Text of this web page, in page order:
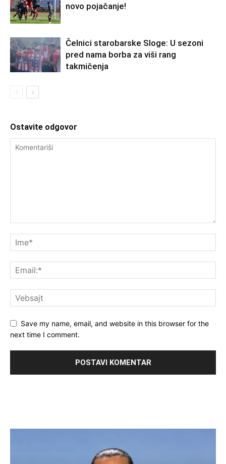
novo pojačanje!
Čelnici starobarske Sloge: U sezoni
pred nama borba za viši rang
takmičenja
Ostavite odgovor
Save my name, email, and website in this browser for the
next time I comment.